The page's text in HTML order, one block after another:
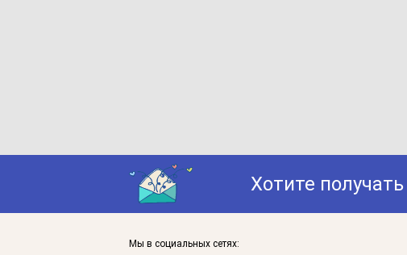
Хотите получать
Мы в социальных сетях: